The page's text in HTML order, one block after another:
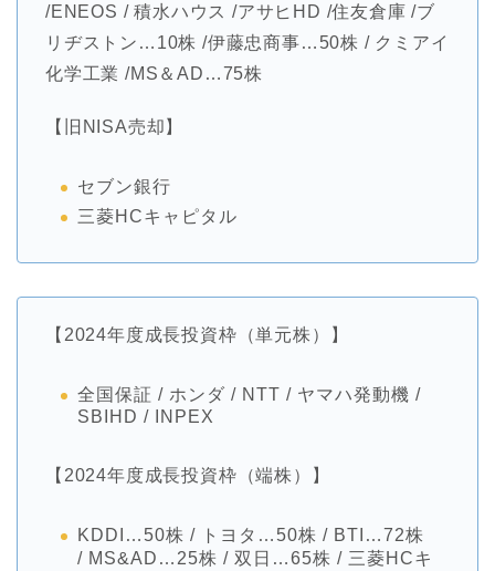
/ENEOS / 積水ハウス /アサヒHD /住友倉庫 /ブ
リヂストン…10株 /伊藤忠商事…50株 / クミアイ
化学工業 /MS＆AD…75株
【旧NISA売却】
セブン銀行
三菱HCキャピタル
【2024年度成長投資枠（単元株）】
全国保証 / ホンダ / NTT / ヤマハ発動機 /
SBIHD /
INPEX
【2024年度成長投資枠（端株）】
KDDI…50株 / トヨタ…50株 / BTI…72株
/ MS&AD…25株 / 双日 …65株 / 三菱HCキ